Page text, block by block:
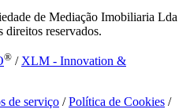
de Mediação Imobiliaria Lda
reservados.
® / XLM - Innovation &
de serviço /Política de Cookies /